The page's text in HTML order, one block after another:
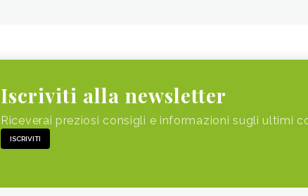
Iscriviti alla newsletter
Riceverai preziosi consigli e informazioni sugli ultimi
ISCRIVITI